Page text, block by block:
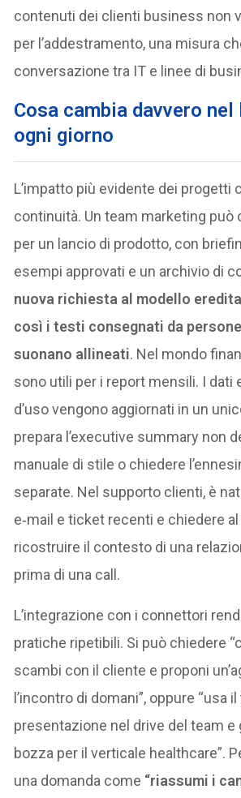
contenuti dei clienti business non
per l’addestramento, una misura
conversazione tra IT e linee di
Cosa cambia davvero nel
ogni giorno
L’impatto più evidente dei progetti
continuità. Un team marketing può
per un lancio di prodotto, con
esempi approvati e un archivio di
nuova richiesta al modello
così i testi consegnati da
suonano allineati. Nel mondo
sono utili per i report mensili. I dati
d’uso vengono aggiornati in un
prepara l’executive summary non
manuale di stile o chiedere
separate. Nel supporto clienti, è
e‑mail e ticket recenti e chiedere
ricostruire il contesto di una
prima di una call.
L’integrazione con i connettori
pratiche ripetibili. Si può chiedere
scambi con il cliente e proponi
l’incontro di domani”, oppure “usa
presentazione nel drive del team e
bozza per il verticale healthcare”.
una domanda come “riassumi i